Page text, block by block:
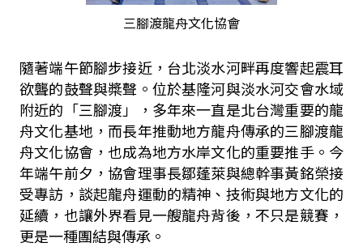
三腳渡龍舟文化協會
隨著端午節腳步接近，台北淡水河畔再度響起震耳
欲聾的鼓聲與槳聲。位於基隆河與淡水河交會水域
附近的「三腳渡」，多年來一直是北台灣重要的龍
舟文化基地，而長年推動地方龍舟傳承的三腳渡龍
舟文化協會，也成為地方水岸文化的重要推手。今
年端午前夕，協會理事長鄒蓬萊與總幹事黃銘榮接
受專訪，談起龍舟運動的精神、技術與地方文化的
延續，也讓外界看見一艘龍舟背後，不只是競賽，
更是一種團結與傳承。